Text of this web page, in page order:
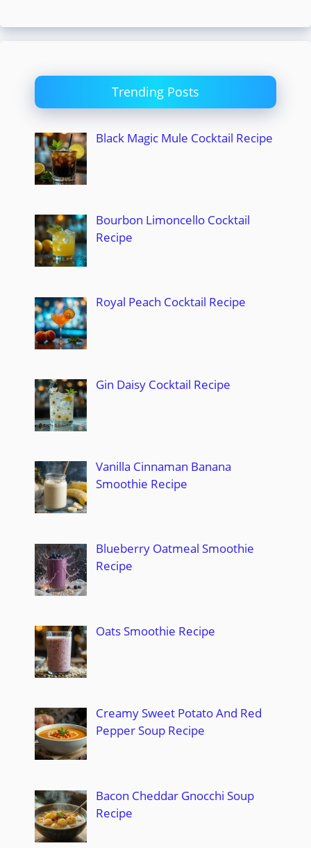
Trending Posts
Black Magic Mule Cocktail Recipe
Bourbon Limoncello Cocktail
Recipe
Royal Peach Cocktail Recipe
Gin Daisy Cocktail Recipe
Vanilla Cinnaman Banana
Smoothie Recipe
Blueberry Oatmeal Smoothie
Recipe
Oats Smoothie Recipe
Creamy Sweet Potato And Red
Pepper Soup Recipe
Bacon Cheddar Gnocchi Soup
Recipe